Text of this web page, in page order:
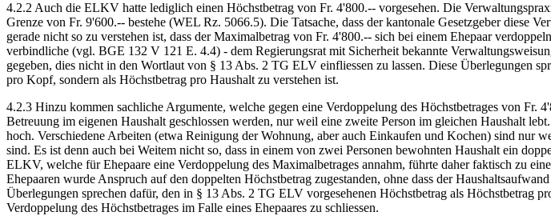
4.2.2 Auch die ELKV hatte lediglich einen Höchstbetrag von Fr. 4'800.-- vorgesehen. Die
Grenze von Fr. 9'600.-- bestehe (WEL Rz. 5066.5). Die Tatsache, dass der kantonale Gesetzgeber
gerade nicht so zu verstehen ist, dass der Maximalbetrag von Fr. 4'800.-- sich bei einem Ehepaar
verbindliche (vgl. BGE 132 V 121 E. 4.4) - dem Regierungsrat mit Sicherheit bekannte
gegeben, dies nicht in den Wortlaut von § 13 Abs. 2 TG ELV einfliessen zu lassen. Diese Überlegungen
pro Kopf, sondern als Höchstbetrag pro Haushalt zu verstehen ist.
4.2.3 Hinzu kommen sachliche Argumente, welche gegen eine Verdoppelung des Höchstbetrages von
Betreuung im eigenen Haushalt geschlossen werden, nur weil eine zweite Person im gleichen Haushalt
hoch. Verschiedene Arbeiten (etwa Reinigung der Wohnung, aber auch Einkaufen und Kochen) sind nur
sind. Es ist denn auch bei Weitem nicht so, dass in einem von zwei Personen bewohnten Haushalt ein
ELKV, welche für Ehepaare eine Verdoppelung des Maximalbetrages annahm, führte daher faktisch zu
Ehepaaren wurde Anspruch auf den doppelten Höchstbetrag zugestanden, ohne dass der
Überlegungen sprechen dafür, den in § 13 Abs. 2 TG ELV vorgesehenen Höchstbetrag als Höchstbetrag
Verdoppelung des Höchstbetrages im Falle eines Ehepaares zu schliessen.